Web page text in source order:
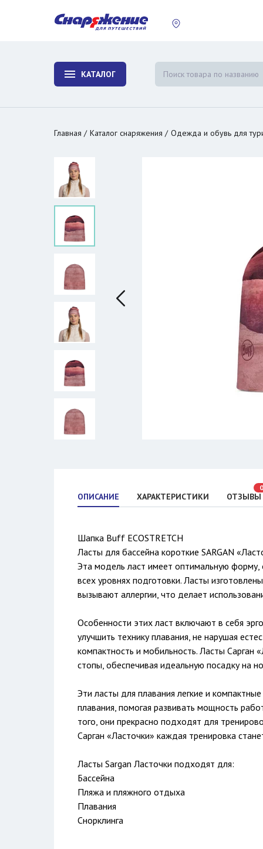
КАТАЛОГ
Главная Каталог снаряжения Одежда и обувь для
ОПИСАНИЕ ХАРАКТЕРИСТИКИ ОТЗЫВЫ
0
Шапка Buff ECOSTRETCH
Ласты для бассейна короткие SARGAN
Эта модель ласт имеет оптимальную
всех уровнях подготовки. Ласты
вызывают аллергии, что делает
Особенности этих ласт включают в себя
улучшить технику плавания, не нарушая
компактность и мобильность. Ласты Сарган
стопы, обеспечивая идеальную посадку на
Эти ласты для плавания легкие и
плавания, помогая развивать мощность
того, они прекрасно подходят для
Сарган «Ласточки» каждая тренировка
Ласты Sargan Ласточки подходят для:
Бассейна
Пляжа и пляжного отдыха
Плавания
Снорклинга